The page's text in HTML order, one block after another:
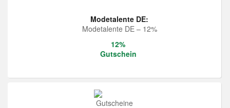
Modetalente DE:
Modetalente DE – 12%
12%
Gutschein